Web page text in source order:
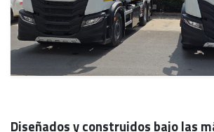
Diseñados y construidos bajo las